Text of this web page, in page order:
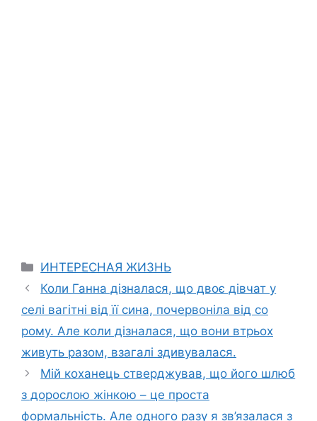
Categories
ИНТЕРЕСНАЯ ЖИЗНЬ
Коли Ганна дізналася, що двоє дівчат у
селі вагітні від її сина, почервоніла від со
рому. Але коли дізналася, що вони втрьох
живуть разом, взагалі здивувалася.
Мій коханець стверджував, що його шлюб
з дорослою жінкою – це проста
формальність. Але одного разу я зв’язалася з